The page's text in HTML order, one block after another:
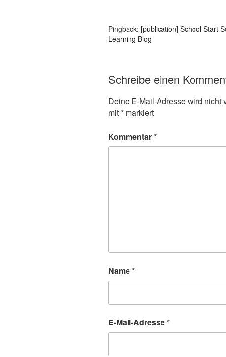
Pingback: [publication] School Start
Learning Blog
Schreibe einen
Deine E-Mail-Adresse wird nicht
mit* markiert
Kommentar*
Name*
E-Mail-Adresse*